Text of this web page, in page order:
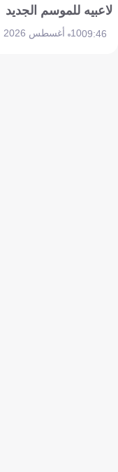
لاعبيه للموسم الجديد
09:4610 أغسطس 2026